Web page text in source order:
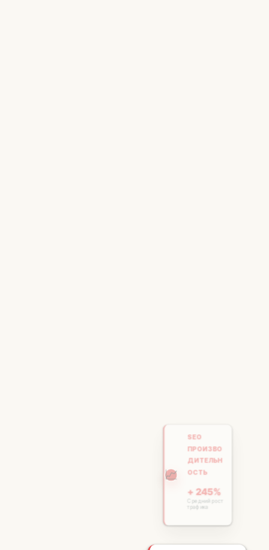
📈
SEO
ПРОИЗВО
ДИТЕЛЬН
ОСТЬ
+ 245%
Средний рост
трафика